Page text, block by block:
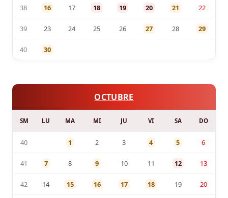
38 16 17 18 19 20 21 22
39 23 24 25 26 27 28 29
40 30
OCTUBRE
SM LU MA MI JU VI SA DO
40 1 2 3 4 5 6
41 7 8 9 10 11 12 13
42 14 15 16 17 18 19 20